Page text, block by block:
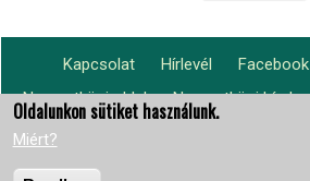
Footer
menu
Kapcsolat Hírlevél Facebook
Lábléc2
Nemzetközi oldal Nemzetközi hírek
világszerte
Oldalunkon sütiket használunk.
Miért?